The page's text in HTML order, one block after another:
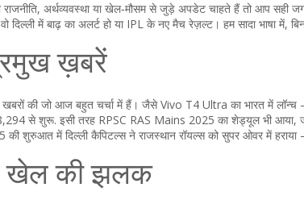
अर्थव्यवस्था या खेल‑मौसम से जुड़े अपडेट चाहते हैं तो आप सही
दिल्ली में बाढ़ का अलर्ट हो या IPL के नए मैच रेज़ल्ट। हम सादा भाषा में,
ख़बरें
खबरों की जो आज बहुत चर्चा में हैं। जैसे Vivo T4 Ultra का भारत में
से शुरू. इसी तरह RPSC RAS Mains 2025 का शेड्यूल भी
शुरुआत में दिल्ली कैपिटल्स ने राजस्थान रॉयल्स को सुपर ओवर में हराया
खेल की झलक